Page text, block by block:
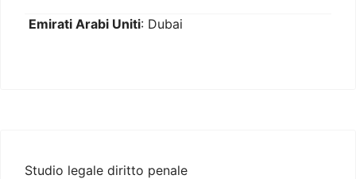
Emirati Arabi Uniti: Dubai
Studio legale diritto penale